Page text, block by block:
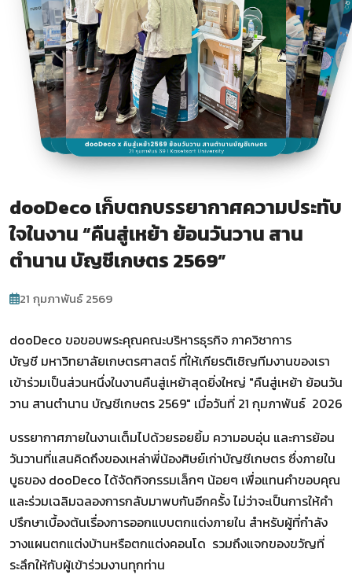
dooDeco เก็บตกบรรยากาศความประทับ
ใจในงาน “คืนสู่เหย้า ย้อนวันวาน สาน
ตำนาน บัญชีเกษตร 2569”
21 กุมภาพันธ์ 2569
dooDeco ขอขอบพระคุณคณะบริหารธุรกิจ ภาควิชาการ
บัญชี มหาวิทยาลัยเกษตรศาสตร์ ที่ให้เกียรติเชิญทีมงานของเรา
เข้าร่วมเป็นส่วนหนึ่งในงานคืนสู่เหย้าสุดยิ่งใหญ่ "คืนสู่เหย้า ย้อนวัน
วาน สานตำนาน บัญชีเกษตร 2569" เมื่อวันที่ 21 กุมภาพันธ์ 2026
บรรยากาศภายในงานเต็มไปด้วยรอยยิ้ม ความอบอุ่น และการย้อน
วันวานที่แสนคิดถึงของเหล่าพี่น้องศิษย์เก่าบัญชีเกษตร ซึ่งภายใน
บูธของ dooDeco ได้จัดกิจกรรมเล็กๆ น้อยๆ เพื่อแทนคำขอบคุณ
และร่วมเฉลิมฉลองการกลับมาพบกันอีกครั้ง ไม่ว่าจะเป็นการให้คำ
ปรึกษาเบื้องต้นเรื่องการออกแบบตกแต่งภายใน สำหรับผู้ที่กำลัง
วางแผนตกแต่งบ้านหรือตกแต่งคอนโด รวมถึงแจกของขวัญที่
ระลึกให้กับผู้เข้าร่วมงานทุกท่าน